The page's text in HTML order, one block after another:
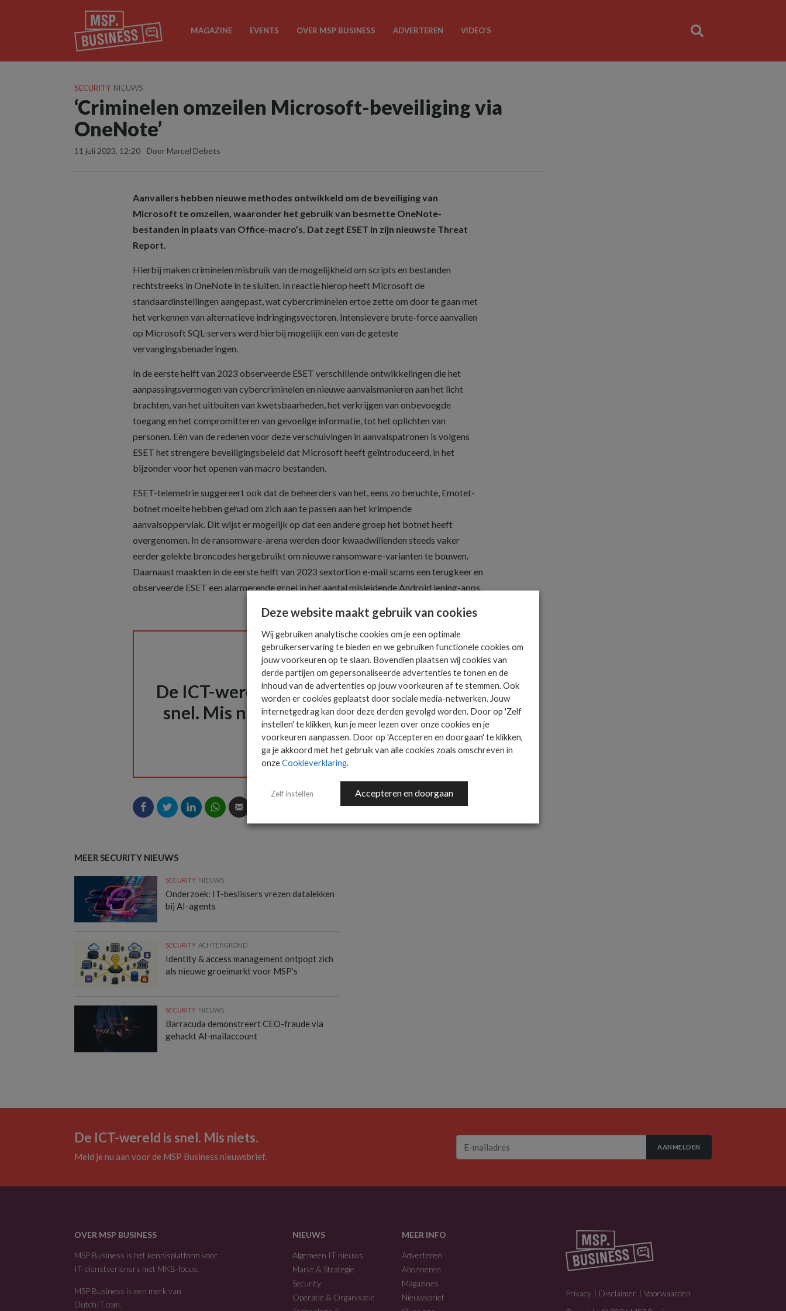
MAGAZINE EVENTS OVER MSP BUSINESS ADVERTEREN VIDEO’S
SECURITY NIEUWS
‘Criminelen omzeilen Microsoft-beveiliging via
OneNote’
11 juli 2023, 12:20 Door Marcel Debets
Aanvallers hebben nieuwe methodes ontwikkeld om de beveiliging van
Microsoft te omzeilen, waaronder het gebruik van besmette OneNote-
bestanden in plaats van Office-macro’s. Dat zegt ESET in zijn nieuwste Threat
Report.
Hierbij maken criminelen misbruik van de mogelijkheid om scripts en bestanden
rechtstreeks in OneNote in te sluiten. In reactie hierop heeft Microsoft de
standaardinstellingen aangepast, wat cybercriminelen ertoe zette om door te gaan met
het verkennen van alternatieve indringingsvectoren. Intensievere brute-force aanvallen
op Microsoft SQL-servers werd hierbij mogelijk een van de geteste
vervangingsbenaderingen.
In de eerste helft van 2023 observeerde ESET verschillende ontwikkelingen die het
aanpassingsvermogen van cybercriminelen en nieuwe aanvalsmanieren aan het licht
brachten, van het uitbuiten van kwetsbaarheden, het verkrijgen van onbevoegde
toegang en het compromitteren van gevoelige informatie, tot het oplichten van
personen. Eén van de redenen voor deze verschuivingen in aanvalspatronen is volgens
ESET het strengere beveiligingsbeleid dat Microsoft heeft geïntroduceerd, in het
bijzonder voor het openen van macro bestanden.
ESET-telemetrie suggereert ook dat de beheerders van het, eens zo beruchte, Emotet-
botnet moeite hebben gehad om zich aan te passen aan het krimpende
aanvalsoppervlak. Dit wijst er mogelijk op dat een andere groep het botnet heeft
overgenomen. In de ransomware-arena werden door kwaadwillenden steeds vaker
eerder gelekte broncodes hergebruikt om nieuwe ransomware-varianten te bouwen.
Daarnaast maakten in de eerste helft van 2023 sextortion e-mail scams een terugkeer en
observeerde ESET een alarmerende groei in het aantal misleidende Android lening-apps.
De ICT-wereld is
snel. Mis niets.
Het allerlaatste ICT
nieuws in jouw mailbox
AANMELDEN
MEER SECURITY NIEUWS
SECURITY NIEUWS
Onderzoek: IT-beslissers vrezen datalekken
bij AI-agents
SECURITY ACHTERGROND
Identity & access management ontpopt zich
als nieuwe groeimarkt voor MSP’s
SECURITY NIEUWS
Barracuda demonstreert CEO-fraude via
gehackt AI-mailaccount
De ICT-wereld is snel. Mis niets.
Meld je nu aan voor de MSP Business nieuwsbrief.
AANMELDEN
OVER MSP BUSINESS
MSP Business is het kennisplatform voor
IT-dienstverleners met MKB-focus.
MSP Business is een merk van
DutchIT.com
NIEUWS
Algemeen IT nieuws
Markt & Strategie
Security
Operatie & Organisatie
MEER INFO
Adverteren
Abonneren
Magazines
Nieuwsbrief
Privacy Disclaimer
Voorwaarden
Deze website maakt gebruik van cookies
Wij gebruiken analytische cookies om je een optimale
gebruikerservaring te bieden en we gebruiken functionele cookies om
jouw voorkeuren op te slaan. Bovendien plaatsen wij cookies van
derde partijen om gepersonaliseerde advertenties te tonen en de
inhoud van de advertenties op jouw voorkeuren af te stemmen. Ook
worden er cookies geplaatst door sociale media-netwerken. Jouw
internetgedrag kan door deze derden gevolgd worden. Door op 'Zelf
instellen' te klikken, kun je meer lezen over onze cookies en je
voorkeuren aanpassen. Door op 'Accepteren en doorgaan' te klikken,
ga je akkoord met het gebruik van alle cookies zoals omschreven in
onzeCookieverklaring.
Zelf instellen Accepteren en doorgaan